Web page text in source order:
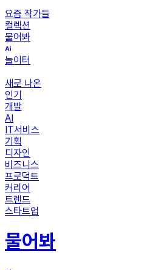
요즘 작가들
컬렉션
물어봐
놀이터
새로 나온
인기
개발
AI
IT서비스
기획
디자인
비즈니스
프로덕트
커리어
트렌드
스타트업
물어봐